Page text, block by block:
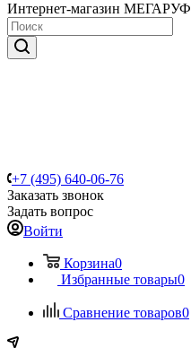
Интернет-магазин МЕГАРУФ
+7 (495) 640-06-76
Заказать звонок
Задать вопрос
Войти
Корзина0
Избранные товары0
Сравнение товаров0